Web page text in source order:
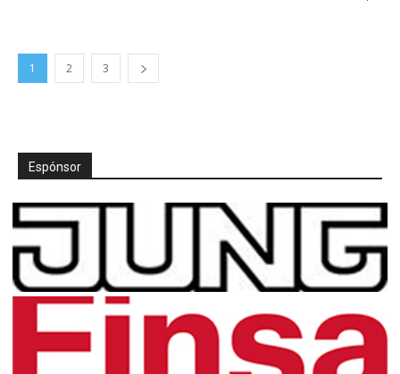
1 2 3
Espónsor